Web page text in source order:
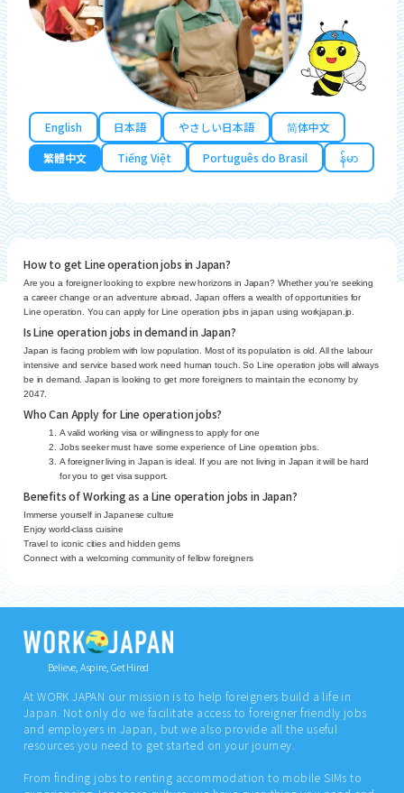
English 日本語 やさしい日本語
简体中文
繁體中文
Tiếng Việt Português do Brasil န်မာ
How to get Line operation jobs in Japan?
Are you a foreigner looking to explore new horizons in Japan? Whether you’re seeking
a career change or an adventure abroad, Japan offers a wealth of opportunities for
Line operation. You can apply for Line operation jobs in japan using workjapan.jp.
Is Line operation jobs in demand in Japan?
Japan is facing problem with low population. Most of its population is old. All the labour
intensive and service based work need human touch. So Line operation jobs will always
be in demand. Japan is looking to get more foreigners to maintain the economy by
2047.
Who Can Apply for Line operation jobs?
A valid working visa or willingness to apply for one
Jobs seeker must have some experience of Line operation jobs.
A foreigner living in Japan is ideal. If you are not living in Japan it will be hard
for you to get visa support.
Benefits of Working as a Line operation jobs in Japan?
Immerse yourself in Japanese culture
Enjoy world-class cuisine
Travel to iconic cities and hidden gems
Connect with a welcoming community of fellow foreigners
Believe, Aspire, Get Hired
At WORK JAPAN our mission is to help foreigners build a life in
Japan. Not only do we facilitate access to foreigner friendly jobs
and employers in Japan, but we also provide all the useful
resources you need to get started on your journey.
From finding jobs to renting accommodation to mobile SIMs to